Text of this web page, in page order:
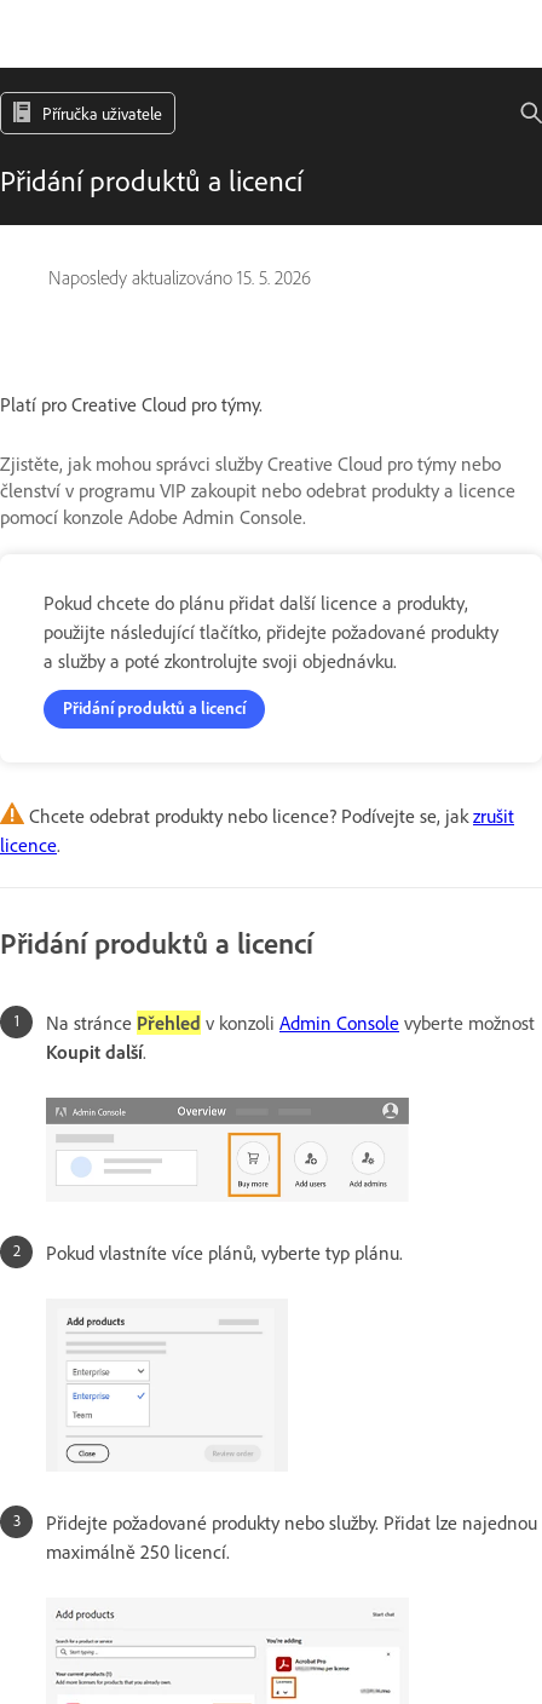
Příručka uživatele
Přidání produktů a licencí
Naposledy aktualizováno 15. 5. 2026
Platí pro Creative Cloud pro týmy.
Zjistěte, jak mohou správci služby Creative Cloud pro týmy nebo
členství v programu VIP zakoupit nebo odebrat produkty a licence
pomocí konzole Adobe Admin Console.
Pokud chcete do plánu přidat další licence a produkty,
použijte následující tlačítko, přidejte požadované produkty
a služby a poté zkontrolujte svoji objednávku.
Přidání produktů a licencí
Chcete odebrat produkty nebo licence? Podívejte se, jakzrušit
licence.
Přidání produktů a licencí
Na stránce Přehled v konzoli Admin Console vyberte možnost
Koupit další.
Pokud vlastníte více plánů, vyberte typ plánu.
Přidejte požadované produkty nebo služby. Přidat lze najednou
maximálně 250 licencí.